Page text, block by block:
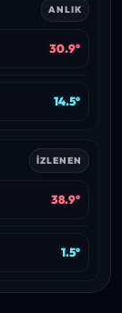
ANLIK
30.9°
14.5°
İZLENEN
38.9°
1.5°